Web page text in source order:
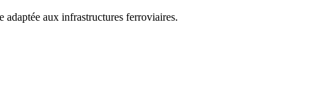
aux infrastructures ferroviaires.